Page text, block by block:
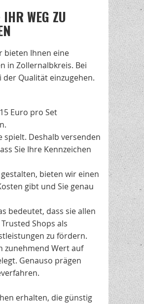
WEG ZU
bieten Ihnen eine
in Zollernalbkreis. Bei
Qualität einzugehen.
Euro pro Set
spielt. Deshalb versenden
Sie Ihre Kennzeichen
bieten wir einen
gibt und Sie genau
bedeutet, dass sie allen
Shops als
zu fördern.
zunehmend Wert auf
Genauso prägen
erhalten, die günstig